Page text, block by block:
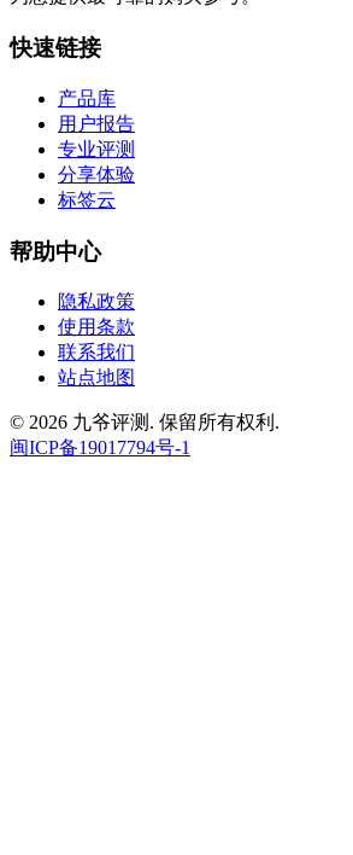
快速链接
产品库
用户报告
专业评测
分享体验
标签云
帮助中心
隐私政策
使用条款
联系我们
站点地图
© 2026 九爷评测. 保留所有权利.
闽ICP备19017794号-1